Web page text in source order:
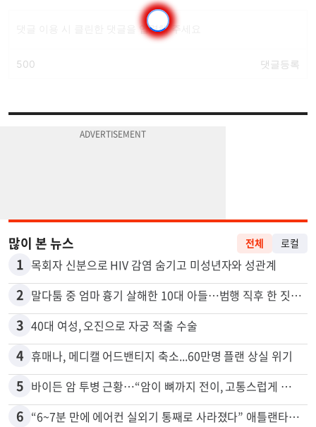
많이 본 뉴스 전체 로컬
1 목회자 신분으로 HIV 감염 숨기고 미성년자와 성관계
2 말다툼 중 엄마 흉기 살해한 10대 아들…범행 직후 한 짓 충격
3 40대 여성, 오진으로 자궁 적출 수술
4 휴매나, 메디캘 어드밴티지 축소...60만명 플랜 상실 위기
5 바이든 암 투병 근황…“암이 뼈까지 전이, 고통스럽게 투병 중”
6 “6~7분 만에 에어컨 실외기 통째로 사라졌다” 애틀랜타서 실외기 도난 급증